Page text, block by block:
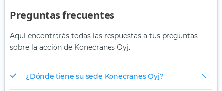
Preguntas frecuentes
Aquí encontrarás todas las respuestas a tus preguntas
sobre la acción de Konecranes Oyj.
¿Dónde tiene su sede Konecranes Oyj?